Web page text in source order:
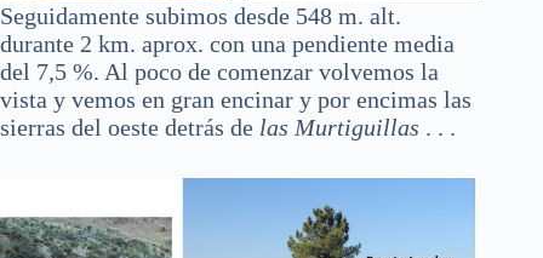
Seguidamente subimos desde 548 m. alt.
durante 2 km. aprox. con una pendiente media
del 7,5 %. Al poco de comenzar volvemos la
vista y vemos en gran encinar y por encimas las
sierras del oeste detrás de las Murtiguillas . . .